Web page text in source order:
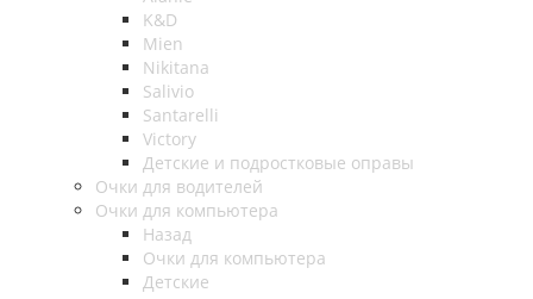
K&D
Mien
Nikitana
Salivio
Santarelli
Victory
Детские и подростковые оправы
Очки для водителей
Очки для компьютера
Назад
Очки для компьютера
Детские